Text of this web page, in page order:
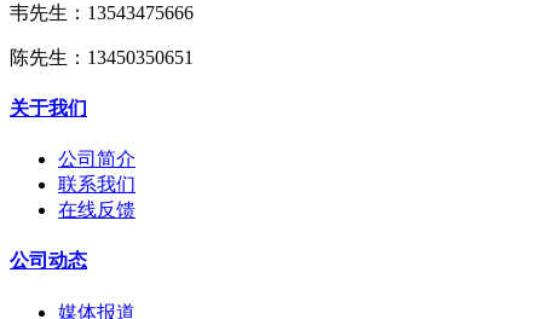
韦先生：13543475666
陈先生：13450350651
关于我们
公司简介
联系我们
在线反馈
公司动态
媒体报道